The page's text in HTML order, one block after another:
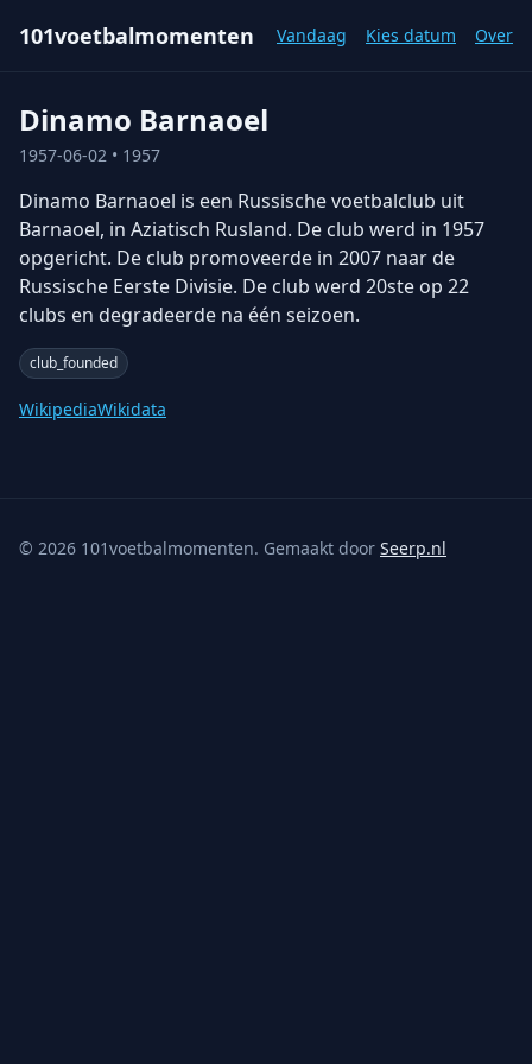
101voetbalmomenten Vandaag Kies datum Over
Dinamo Barnaoel
1957-06-02 • 1957
Dinamo Barnaoel is een Russische voetbalclub uit
Barnaoel, in Aziatisch Rusland. De club werd in 1957
opgericht. De club promoveerde in 2007 naar de
Russische Eerste Divisie. De club werd 20ste op 22
clubs en degradeerde na één seizoen.
club_founded
WikipediaWikidata
© 2026 101voetbalmomenten. Gemaakt door Seerp.nl